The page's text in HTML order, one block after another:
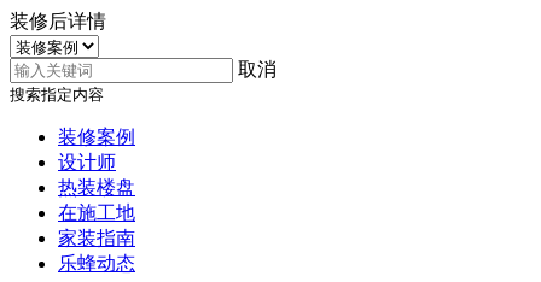
装修后详情
取消
搜索指定内容
装修案例
设计师
热装楼盘
在施工地
家装指南
乐蜂动态